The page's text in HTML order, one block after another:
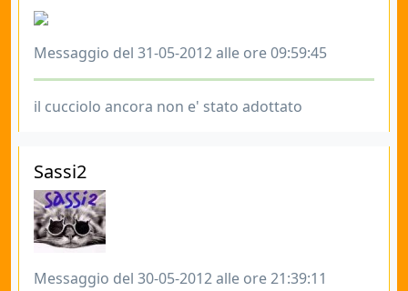
Messaggio del 31-05-2012 alle ore 09:59:45
il cucciolo ancora non e' stato adottato
Sassi2
Messaggio del 30-05-2012 alle ore 21:39:11